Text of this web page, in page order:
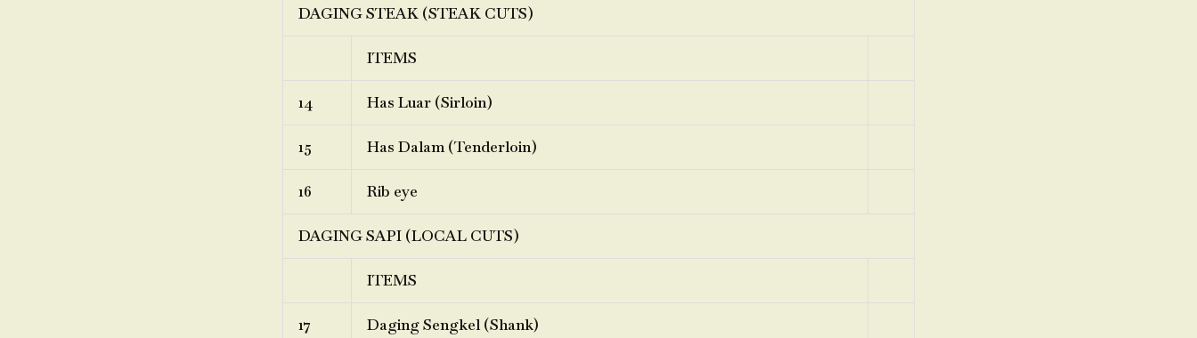
DAGING STEAK (STEAK CUTS)
ITEMS
14 Has Luar (Sirloin)
15 Has Dalam (Tenderloin)
16 Rib eye
DAGING SAPI (LOCAL CUTS)
ITEMS
17 Daging Sengkel (Shank)